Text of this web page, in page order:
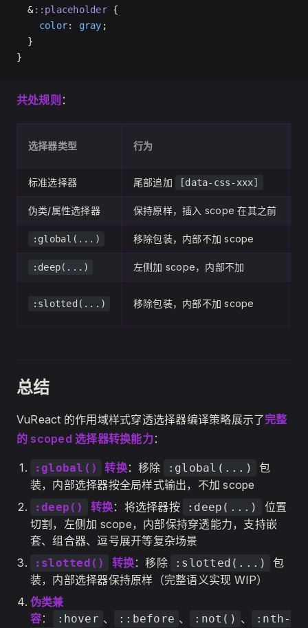
  &
::placeholder {
    color
: gray ;
  }
}
共处规则 ：
选择器类型 行为
标准选择器 尾部追加 [data-css-xxx]
伪类/属性选择器 保持原样，插入 scope 在其之前
:global(...) 移除包装，内部不加 scope
:deep(...) 左侧加 scope，内部不加
:slotted(...) 移除包装，内部不加 scope
总结
VuReact 的作用域样式穿透选择器编译策略展示了完整
的 scoped 选择器转换能力 ：
:global() 转换：移除 :global(...)
包
装，内部选择器按全局样式输出，不加 scope
:deep() 转换：将选择器按 :deep(...)
位置
切割，左侧加 scope，内部保持穿透能力，支持嵌
套、组合器、逗号展开等复杂场景
:slotted() 转换：移除 :slotted(...)
包
装，内部选择器保持原样（完整语义实现 WIP）
伪类兼
容： :hover 、 ::before 、 :not() 、
:nth-